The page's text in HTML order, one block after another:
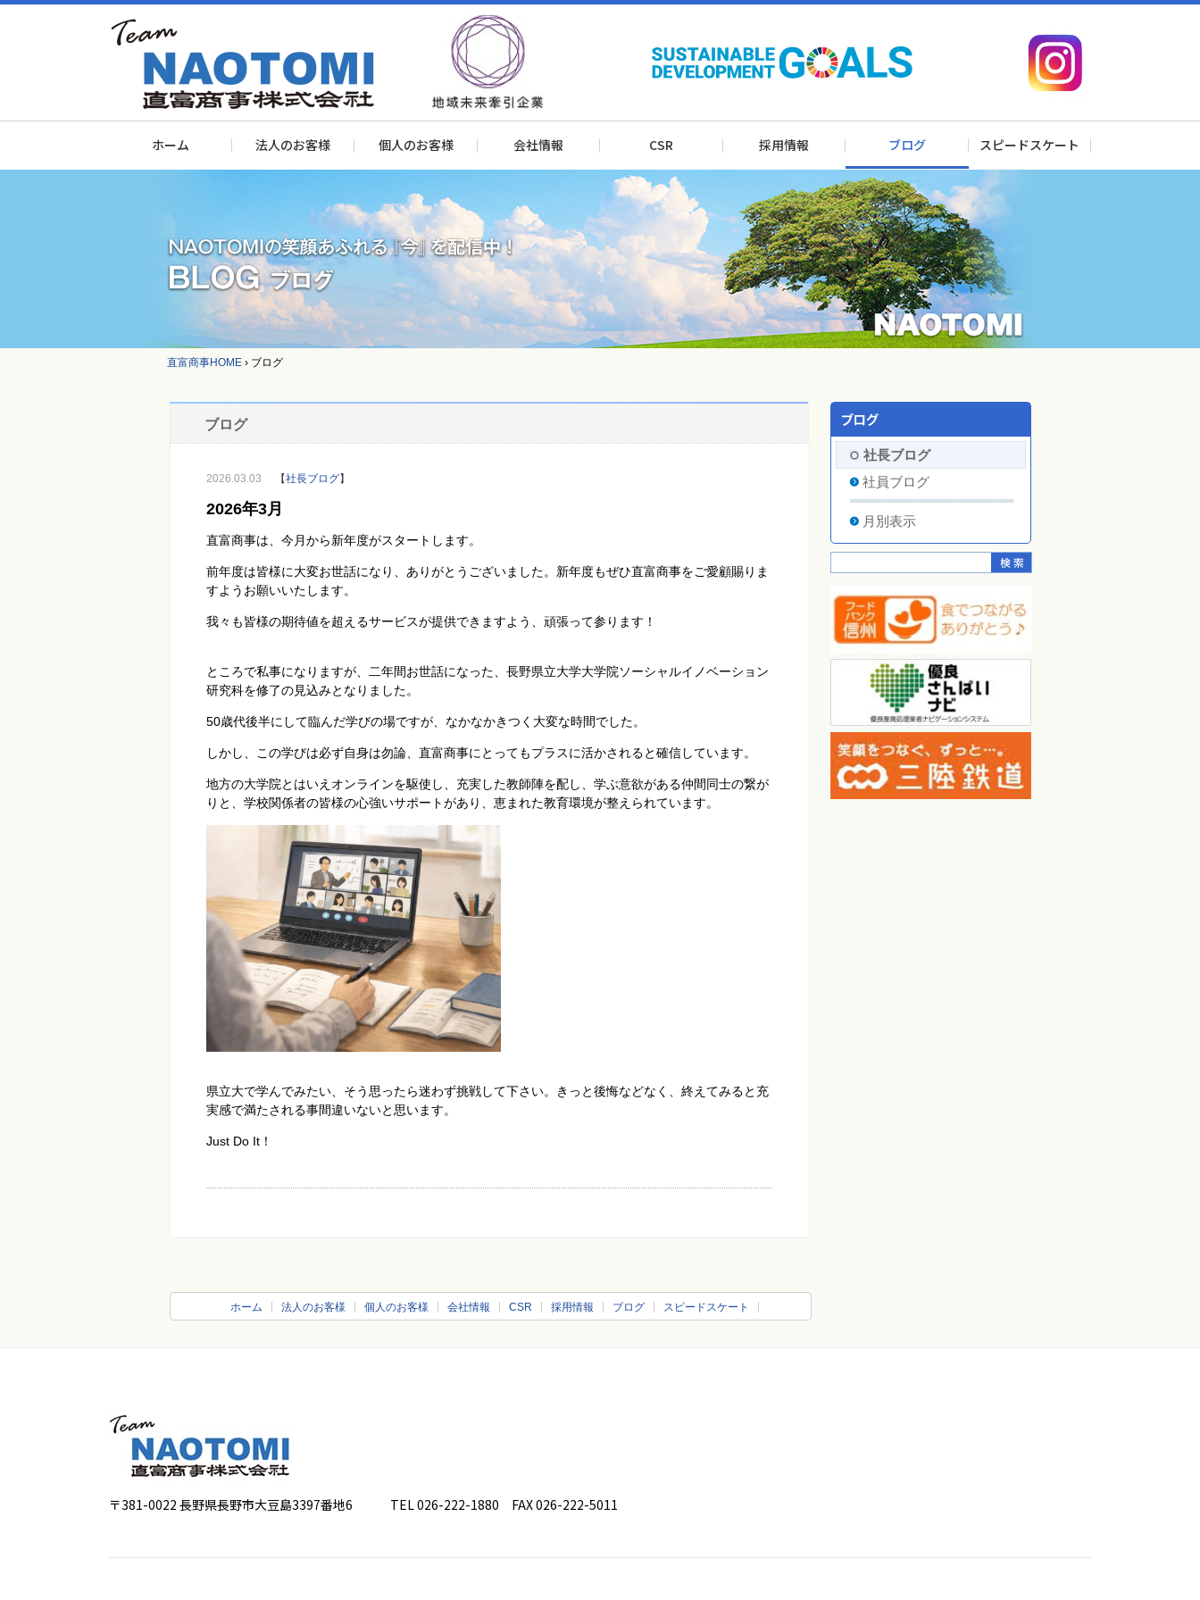
ホーム 法人のお客様 個人のお客様 会社情報 CSR 採用情報 ブログ スピードスケート
直富商事HOME › ブログ
ブログ
2026.03.03 【社長ブログ】
2026年3月
直富商事は、今月から新年度がスタートします。
前年度は皆様に大変お世話になり、ありがとうございました。新年度もぜひ直富商事をご愛顧賜りま
すようお願いいたします。
我々も皆様の期待値を超えるサービスが提供できますよう、頑張って参ります！
ところで私事になりますが、二年間お世話になった、長野県立大学大学院ソーシャルイノベーション
研究科を修了の見込みとなりました。
50歳代後半にして臨んだ学びの場ですが、なかなかきつく大変な時間でした。
しかし、この学びは必ず自身は勿論、直富商事にとってもプラスに活かされると確信しています。
地方の大学院とはいえオンラインを駆使し、充実した教師陣を配し、学ぶ意欲がある仲間同士の繋が
りと、学校関係者の皆様の心強いサポートがあり、恵まれた教育環境が整えられています。
県立大で学んでみたい、そう思ったら迷わず挑戦して下さい。きっと後悔などなく、終えてみると充
実感で満たされる事間違いないと思います。
Just Do It！
社長ブログ
社員ブログ
月別表示
ホーム 法人のお客様 個人のお客様 会社情報 CSR 採用情報 ブログ スピードスケート
〒381-0022 長野県長野市大豆島3397番地6 TEL 026-222-1880 FAX 026-222-5011